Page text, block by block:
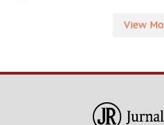
View